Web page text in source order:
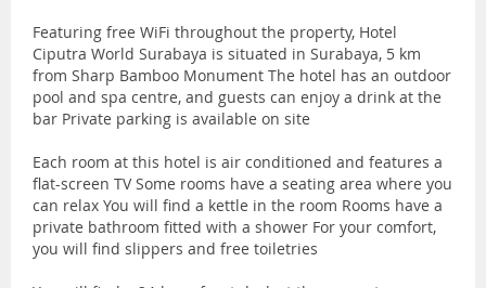
Featuring free WiFi throughout the property, Hotel
Ciputra World Surabaya is situated in Surabaya, 5 km
from Sharp Bamboo Monument The hotel has an outdoor
pool and spa centre, and guests can enjoy a drink at the
bar Private parking is available on site
Each room at this hotel is air conditioned and features a
flat-screen TV Some rooms have a seating area where you
can relax You will find a kettle in the room Rooms have a
private bathroom fitted with a shower For your comfort,
you will find slippers and free toiletries